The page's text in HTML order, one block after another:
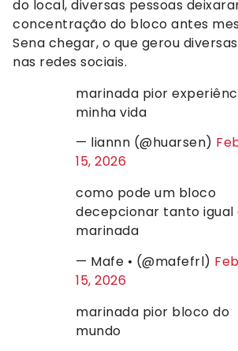
do local, diversas pessoas
concentração do bloco antes
Sena chegar, o que gerou
nas redes sociais.
marinada pior
minha vida
— liannn (@huarsen)
15, 2026
como pode um bloco
decepcionar tanto igual
marinada
— Mafe • (@mafefrl)
15, 2026
marinada pior bloco do
mundo